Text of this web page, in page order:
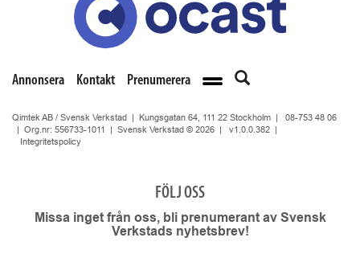
Annonsera Kontakt Prenumerera
Qimtek AB / Svensk Verkstad | Kungsgatan 64, 111 22 Stockholm | 08-753 48 06
| Org.nr: 556733-1011 | Svensk Verkstad © 2026 | v1.0.0.382
Integritetspolicy
FÖLJ OSS
Missa inget från oss, bli prenumerant av Svensk
Verkstads nyhetsbrev!